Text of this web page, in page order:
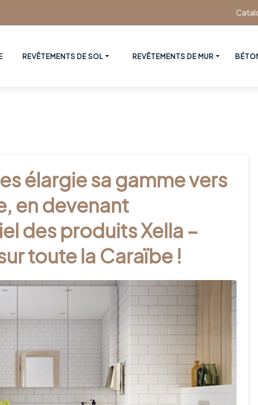
REVÊTEMENTS DE SOL REVÊTEMENTS DE MUR
élargie sa gamme vers
en devenant
des produits Xella –
toute la Caraïbe !